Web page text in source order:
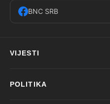
BNC SRB
VIJESTI
POLITIKA